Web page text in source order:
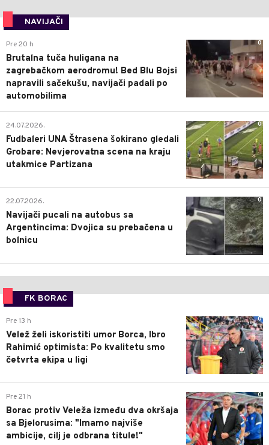
NAVIJAČI
0
Pre 20 h
Brutalna tuča huligana na
zagrebačkom aerodromu! Bed Blu Bojsi
napravili sačekušu, navijači padali po
automobilima
0
24.07.2026.
Fudbaleri UNA Štrasena šokirano gledali
Grobare: Nevjerovatna scena na kraju
utakmice Partizana
0
22.07.2026.
Navijači pucali na autobus sa
Argentincima: Dvojica su prebačena u
bolnicu
FK BORAC
0
Pre 13 h
Velež želi iskoristiti umor Borca, Ibro
Rahimić optimista: Po kvalitetu smo
četvrta ekipa u ligi
0
Pre 21 h
Borac protiv Veleža između dva okršaja
sa Bjelorusima: "Imamo najviše
ambicije, cilj je odbrana titule!"